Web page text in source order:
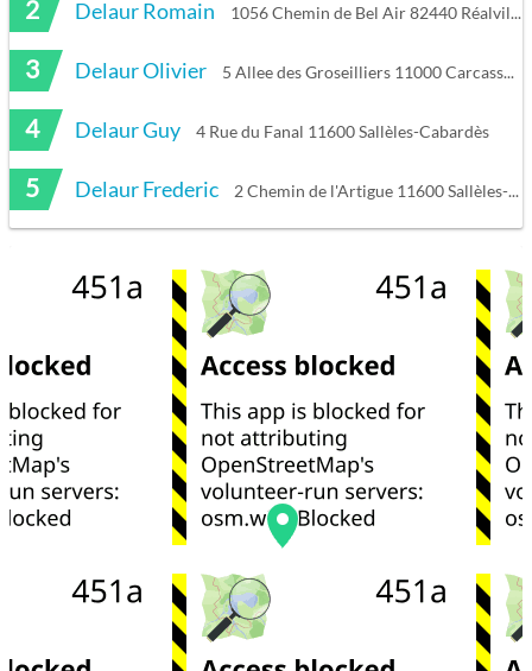
2 Delaur Romain 1056 Chemin de Bel Air 82440 Réalville
3 Delaur Olivier 5 Allee des Groseilliers 11000 Carcassonne
4 Delaur Guy 4 Rue du Fanal 11600 Sallèles-Cabardès
5 Delaur Frederic 2 Chemin de l'Artigue 11600 Sallèles-Cabardès